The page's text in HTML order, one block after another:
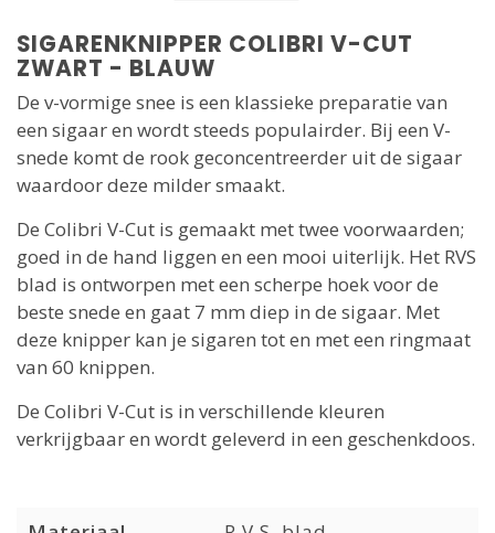
SIGARENKNIPPER COLIBRI V-CUT
ZWART - BLAUW
De v-vormige snee is een klassieke preparatie van
een sigaar en wordt steeds populairder. Bij een V-
snede komt de rook geconcentreerder uit de sigaar
waardoor deze milder smaakt.
De Colibri V-Cut is gemaakt met twee voorwaarden;
goed in de hand liggen en een mooi uiterlijk. Het RVS
blad is ontworpen met een scherpe hoek voor de
beste snede en gaat 7 mm diep in de sigaar. Met
deze knipper kan je sigaren tot en met een ringmaat
van 60 knippen.
De Colibri V-Cut is in verschillende kleuren
verkrijgbaar en wordt geleverd in een geschenkdoos.